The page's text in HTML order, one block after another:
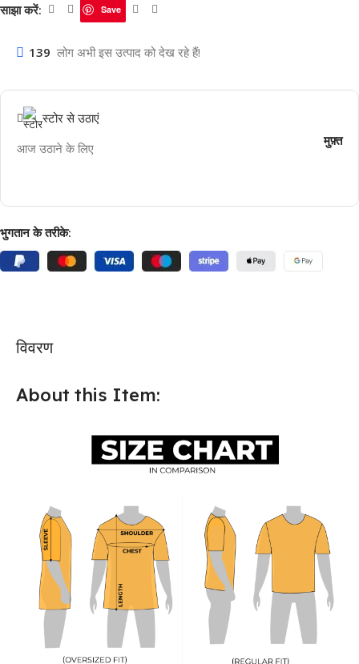
साझा करें: Save
139 लोग अभी इस उत्पाद को देख रहे हैं!
स्टोर से उठाएं
आज उठाने के लिए मुफ़्त
भुगतान के तरीके:
विवरण
About this Item: